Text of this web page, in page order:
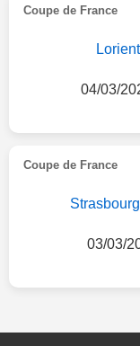
Coupe de France
Lorient
04/03/
Coupe de France
Strasbourg
03/03/